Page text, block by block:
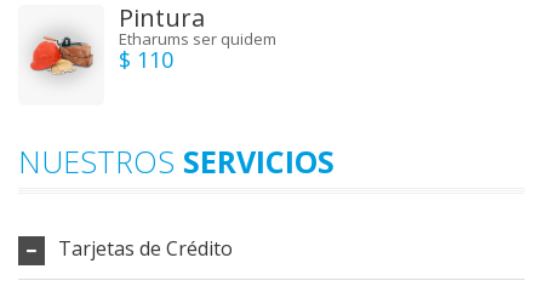
Pintura
Etharums ser quidem
$ 110
NUESTROS SERVICIOS
Tarjetas de Crédito